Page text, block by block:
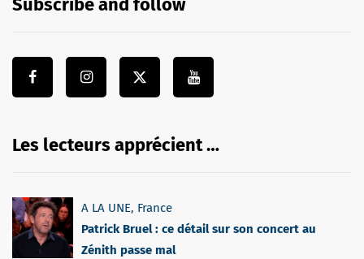
Subscribe and follow
Les lecteurs apprécient …
A LA UNE, France
Patrick Bruel : ce détail sur son concert au
Zénith passe mal